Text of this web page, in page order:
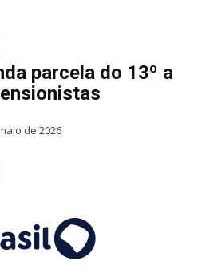
parcela do 13º a
de 2026